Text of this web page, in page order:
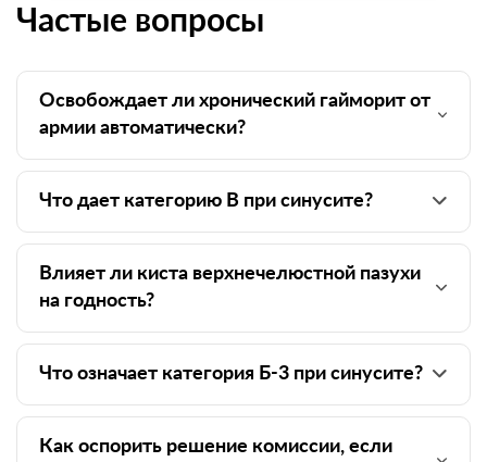
Частые вопросы
Освобождает ли хронический гайморит от
армии автоматически?
Что дает категорию В при синусите?
Влияет ли киста верхнечелюстной пазухи
на годность?
Что означает категория Б-3 при синусите?
Как оспорить решение комиссии, если